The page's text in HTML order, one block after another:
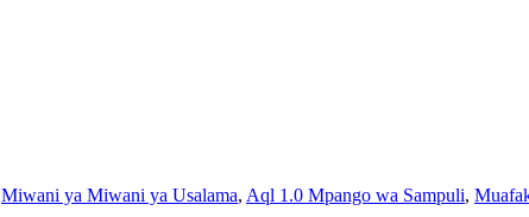
Miwani ya Miwani ya Usalama, Aql 1.0 Mpango wa Sampuli,